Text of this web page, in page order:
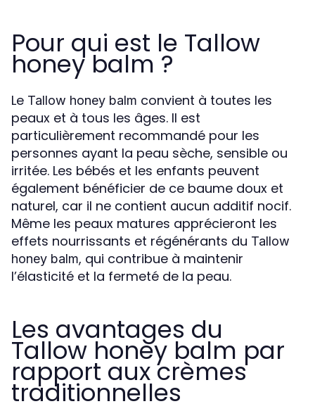
Pour qui est le Tallow
honey balm ?
Le Tallow honey balm convient à toutes les
peaux et à tous les âges. Il est
particulièrement recommandé pour les
personnes ayant la peau sèche, sensible ou
irritée. Les bébés et les enfants peuvent
également bénéficier de ce baume doux et
naturel, car il ne contient aucun additif nocif.
Même les peaux matures apprécieront les
effets nourrissants et régénérants du Tallow
honey balm, qui contribue à maintenir
l’élasticité et la fermeté de la peau.
Les avantages du
Tallow honey balm par
rapport aux crèmes
traditionnelles